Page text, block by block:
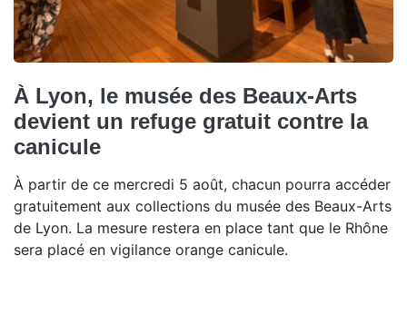
À Lyon, le musée des Beaux-Arts
devient un refuge gratuit contre la
canicule
À partir de ce mercredi 5 août, chacun pourra accéder
gratuitement aux collections du musée des Beaux-Arts
de Lyon. La mesure restera en place tant que le Rhône
sera placé en vigilance orange canicule.